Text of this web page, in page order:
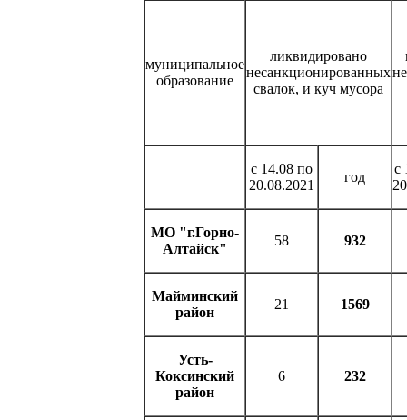
муниципальное
образование
ликвидировано
несанкционированных
свалок, и куч мусора
с 14.08 по
20.08.2021
год
с
МО "г.Горно-
Алтайск"
58 932
Майминский
район
21 1569
Усть-
Коксинский
район
6 232